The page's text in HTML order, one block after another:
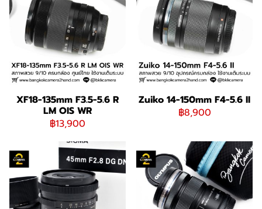
XF18-135mm F3.5-5.6 R
LM OIS WR
฿13,900
Zuiko 14-150mm F4-5.6 II
฿8,900